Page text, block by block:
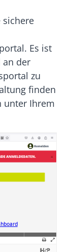
sichere
Es ist
an der
zu
finden
unter Ihrem